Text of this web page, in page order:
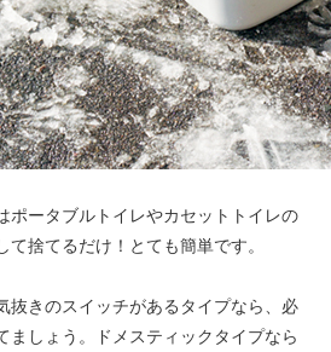
ポータブルトイレやカセットトイレの
捨てるだけ！とても簡単です。
抜きのスイッチがあるタイプなら、必
ましょう。ドメスティックタイプなら